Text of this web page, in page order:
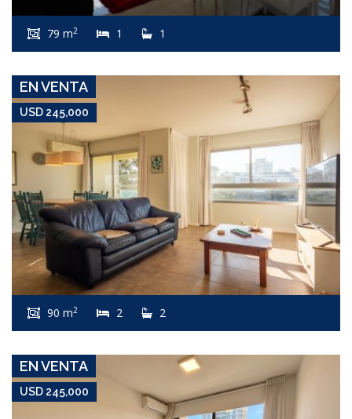
79 m2 1 1
Apartamento #8129
ROOSEVELT
EN VENTA
USD 245,000
90 m2 2 2
USD 245,000
Apartamento #8379
ROOSEVELT
EN VENTA
USD 245,000